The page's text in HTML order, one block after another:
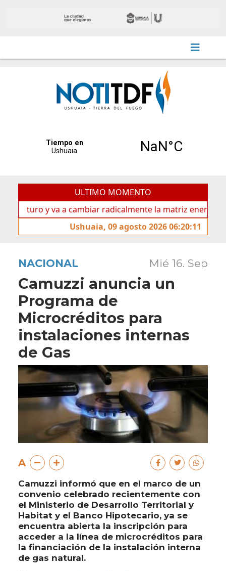
ULTIMO MOMENTO
y va a cambiar radicalmente la matriz energética de
Ushuaia, 09 agosto 2026 06:20:11
NACIONAL Mié 16. Sep
Camuzzi anuncia un
Programa de
Microcréditos para
instalaciones internas
de Gas
A
Camuzzi informó que en el marco de un
convenio celebrado recientemente con
el Ministerio de Desarrollo Territorial y
Habitat y el Banco Hipotecario, ya se
encuentra abierta la inscripción para
acceder a la línea de microcréditos para
la financiación de la instalación interna
de gas natural.